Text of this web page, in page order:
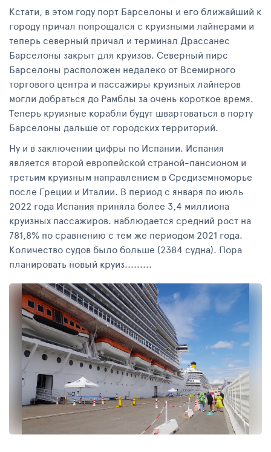
Кстати, в этом году порт Барселоны и его ближайший к
городу причал попрощался с круизными лайнерами и
теперь северный причал и терминал Драссанес
Барселоны закрыт для круизов. Северный пирс
Барселоны расположен недалеко от Всемирного
торгового центра и пассажиры круизных лайнеров
могли добраться до Рамблы за очень короткое время.
Теперь круизные корабли будут швартоваться в порту
Барселоны дальше от городских территорий.
Ну и в заключении цифры по Испании. Испания
является второй европейской страной-пансионом и
третьим круизным направлением в Средиземноморье
после Греции и Италии. В период с января по июль
2022 года Испания приняла более 3,4 миллиона
круизных пассажиров. наблюдается средний рост на
781,8% по сравнению с тем же периодом 2021 года.
Количество судов было больше (2384 судна). Пора
планировать новый круиз.........